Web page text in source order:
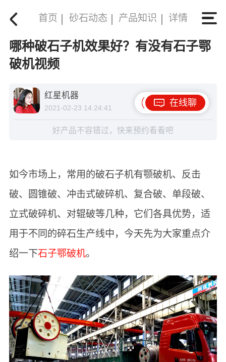
首页 砂石动态 产品知识 详情
哪种破石子机效果好？有没有石子鄂
破机视频
红星机器
2021-02-23 14:24:41
在线聊
好产品不容错过，快来预约看看吧
如今市场上，常用的破石子机有颚破机、反击
破、圆锥破、冲击式破碎机、复合破、单段破、
立式破碎机、对辊破等几种，它们各具优势，适
用于不同的碎石生产线中，今天先为大家重点介
绍一下石子鄂破机。